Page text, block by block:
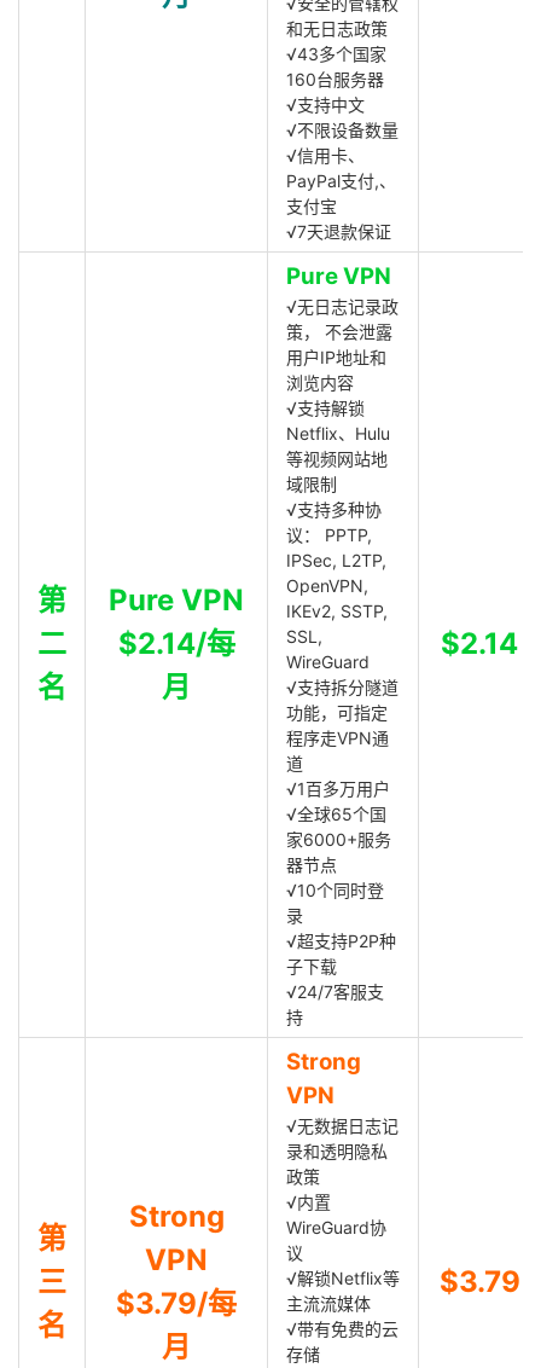
和无日志政策
√43多个国家
160台服务器
√支持中文
√不限设备数量
√信用卡、
PayPal支付,、
支付宝
√7天退款保证
第
二
名
Pure VPN
$2.14/每
月
Pure VPN
√无日志记录政
策， 不会泄露
用户IP地址和
浏览内容
√支持解锁
Netflix、Hulu
等视频网站地
域限制
√支持多种协
议： PPTP,
IPSec, L2TP,
OpenVPN,
IKEv2, SSTP,
SSL,
WireGuard
√支持拆分隧道
功能，可指定
程序走VPN通
道
√1百多万用户
√全球65个国
家6000+服务
器节点
√10个同时登
录
√超支持P2P种
子下载
√24/7客服支
持
$2.14
第
三
名
Strong
VPN
$3.79/每
月
Strong
VPN
√无数据日志记
录和透明隐私
政策
√内置
WireGuard协
议
√解锁Netflix等
主流流媒体
√带有免费的云
存储
$3.79